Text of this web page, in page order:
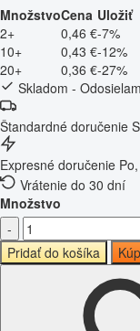
MnožstvoCena Uložiť
2+
0,46 €-7%
10+
0,43 €-12%
20+
0,36 €-27%
Skladom -
Štandardné doručenie
Expresné doručenie
Vrátenie do 30 dní
Množstvo
-
Pridať do košíka